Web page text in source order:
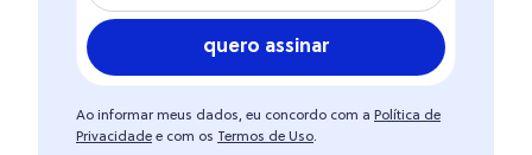
quero assinar
Ao informar meus dados, eu concordo com a Política de
Privacidade e com os Termos de Uso.